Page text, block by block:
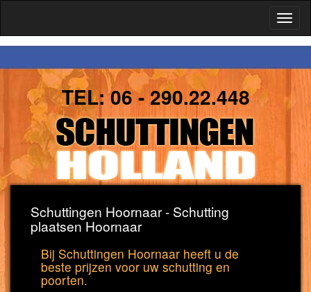
TEL:06 - 290.22.448
Schuttingen Hoornaar - Schutting
plaatsen Hoornaar
Bij Schuttingen Hoornaar heeft u de
beste prijzen voor uw schutting en
poorten.